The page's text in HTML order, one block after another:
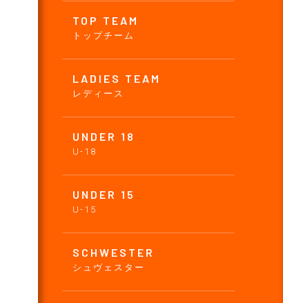
TOP TEAM
トップチーム
LADIES TEAM
レディース
UNDER 18
U-18
UNDER 15
U-15
SCHWESTER
シュヴェスター